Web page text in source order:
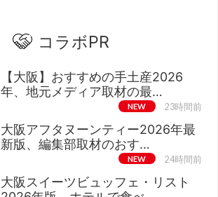
コラボPR
【大阪】おすすめの手土産2026
年、地元メディア取材の最…
NEW 23時間前
大阪アフタヌーンティー2026年最
新版、編集部取材のおす…
NEW 24時間前
大阪スイーツビュッフェ・リスト